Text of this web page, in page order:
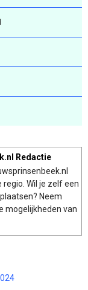
Redactie
Wil je zelf een
Neem
mogelijkheden van